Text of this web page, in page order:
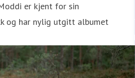
er kjent for sin
og har nylig utgitt albumet